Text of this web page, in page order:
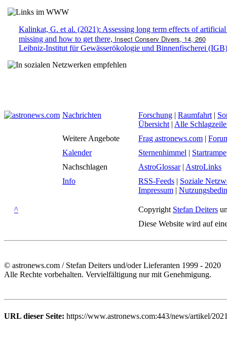
Kalinkat, G. et al. (2021): Assessing long term effects of
missing and how to get there, Insect Conserv Divers, 14, 260
Leibniz-Institut für Gewässerökologie und Binnenfischerei (IGB)
Nachrichten Forschung | Raumfahrt |
Übersicht | Alle
Weitere Angebote
Frag astronews.com |
Kalender
Sternenhimmel | Startrampe
Nachschlagen
AstroGlossar| AstroLinks
Info
RSS-Feeds | Soziale
Impressum |
^ Copyright Stefan Deiters
Diese Website wird auf
© astronews.com / Stefan Deiters und/oder Lieferanten 1999 - 2020
Alle Rechte vorbehalten. Vervielfältigung nur mit Genehmigung.
URL dieser Seite: https://www.astronews.com:443/news/artikel/